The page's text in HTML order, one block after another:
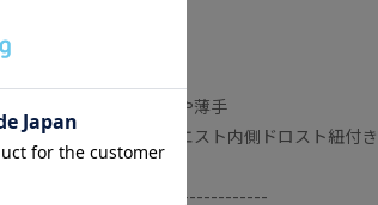
生地の厚さ：やや薄手
その他仕様：ウエスト内側ドロスト紐付き
季節：春、夏
-----------------------------